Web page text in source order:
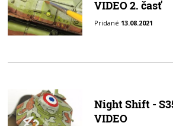
VIDEO 2. časť
Pridané 13.08.2021
Night Shift -
VIDEO